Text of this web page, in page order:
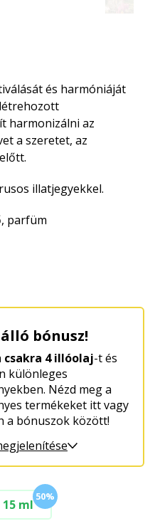
és harmóniáját
harmonizálni az
a szeretet, az
illatjegyekkel.
parfüm
bónusz!
csakra 4 illóolaj-t és
különleges
Nézd meg a
termékeket itt vagy
a bónuszok között!
15 ml
50%